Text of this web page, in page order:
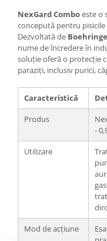
NexGard Comboeste o
concepută pentru pisicile
Dezvoltată de
nume de încredere în
soluție oferă o protecție
paraziți, inclusiv purici,
Caracteristică
Produs
-
Utilizare
Mod de acțiune